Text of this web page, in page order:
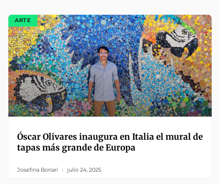
ARTE
Óscar Olivares inaugura en Italia el mural de
tapas más grande de Europa
Josefina Bonari julio 24, 2025